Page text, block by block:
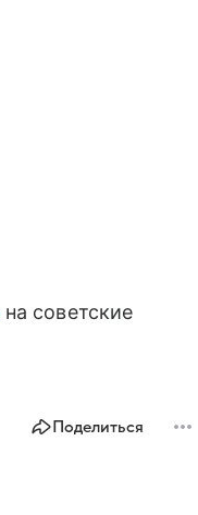
на советские
Поделиться